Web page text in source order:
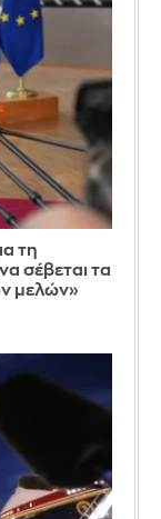
τη
σέβεται τα
μελών»